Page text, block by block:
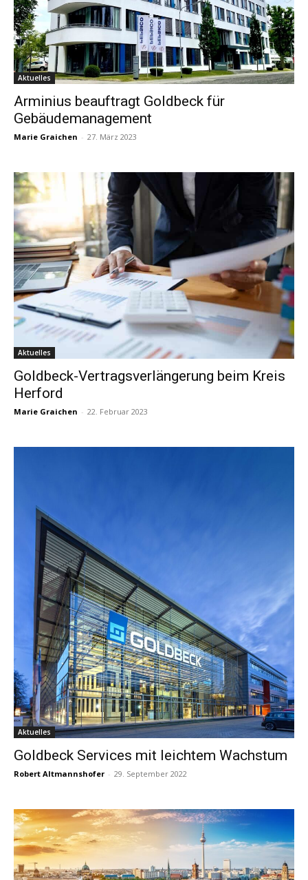
Aktuelles
Arminius beauftragt Goldbeck für
Gebäudemanagement
Marie Graichen - 27. März 2023
Aktuelles
Goldbeck-Vertragsverlängerung beim Kreis
Herford
Marie Graichen - 22. Februar 2023
Aktuelles
Goldbeck Services mit leichtem Wachstum
Robert Altmannshofer - 29. September 2022